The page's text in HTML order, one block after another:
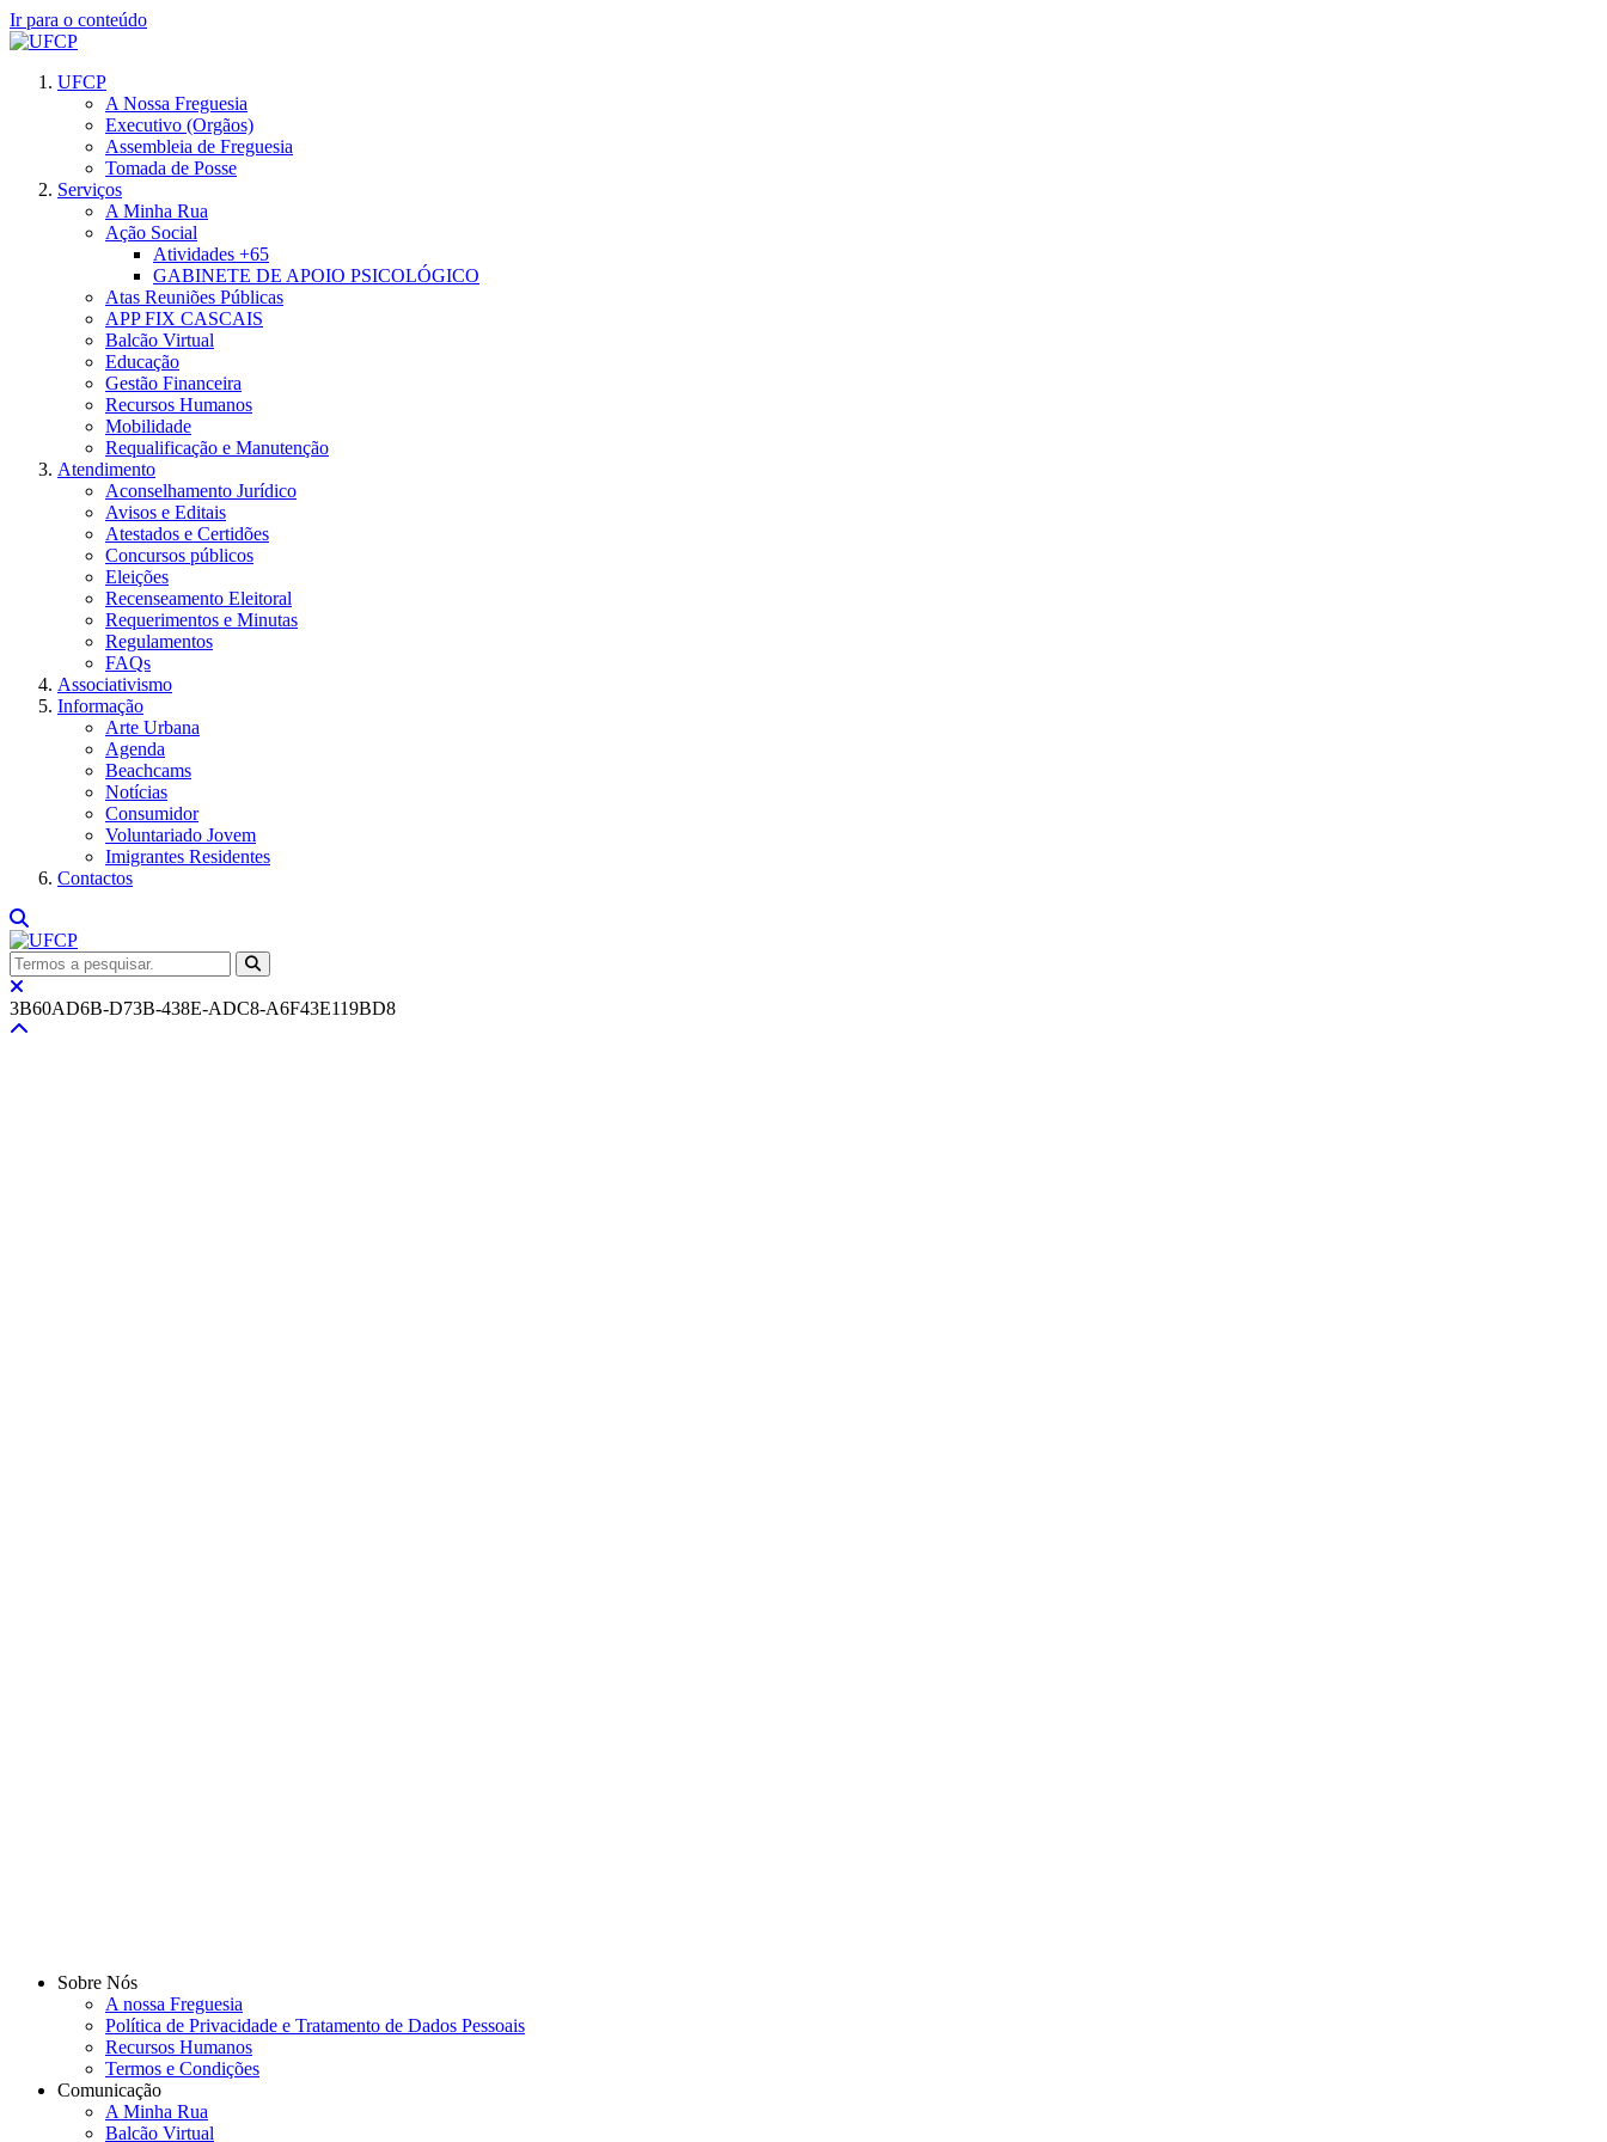
Ir para o conteúdo
UFCP
A Nossa Freguesia
Executivo (Orgãos)
Assembleia de Freguesia
Tomada de Posse
Serviços
A Minha Rua
Ação Social
Atividades +65
GABINETE DE APOIO PSICOLÓGICO
Atas Reuniões Públicas
APP FIX CASCAIS
Balcão Virtual
Educação
Gestão Financeira
Recursos Humanos
Mobilidade
Requalificação e Manutenção
Atendimento
Aconselhamento Jurídico
Avisos e Editais
Atestados e Certidões
Concursos públicos
Eleições
Recenseamento Eleitoral
Requerimentos e Minutas
Regulamentos
FAQs
Associativismo
Informação
Arte Urbana
Agenda
Beachcams
Notícias
Consumidor
Voluntariado Jovem
Imigrantes Residentes
Contactos
3B60AD6B-D73B-438E-ADC8-A6F43E119BD8
Sobre Nós
A nossa Freguesia
Política de Privacidade e Tratamento de Dados Pessoais
Recursos Humanos
Termos e Condições
Comunicação
A Minha Rua
Balcão Virtual